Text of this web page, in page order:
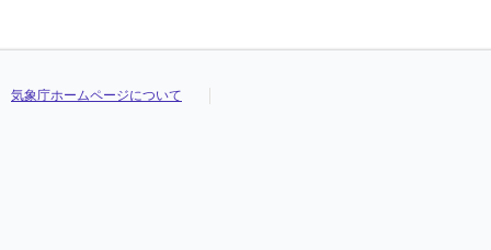
気象庁ホームページについて